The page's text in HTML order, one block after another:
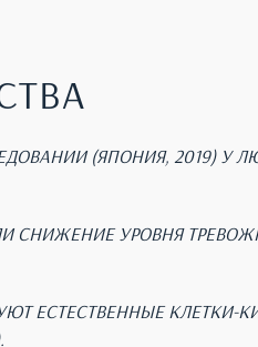
(ЯПОНИЯ, 2019) У
СНИЖЕНИЕ УРОВНЯ
ЕСТЕСТВЕННЫЕ